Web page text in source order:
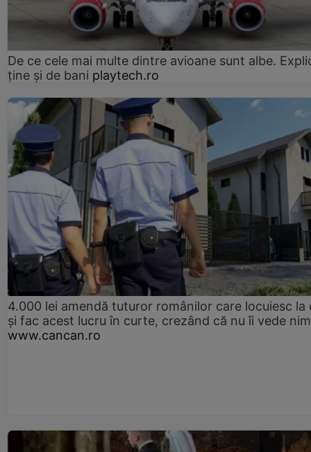
De ce cele mai multe dintre avioane sunt albe.
ține și de bani playtech.ro
4.000 lei amendă tuturor românilor care locuiesc la
și fac acest lucru în curte, crezând că nu îi vede
www.cancan.ro